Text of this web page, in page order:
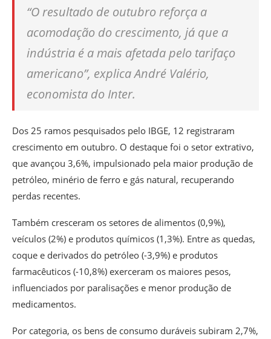
“O resultado de outubro reforça a
acomodação do crescimento, já que a
indústria é a mais afetada pelo tarifaço
americano”, explica André Valério,
economista do Inter.
Dos 25 ramos pesquisados pelo IBGE, 12 registraram
crescimento em outubro. O destaque foi o setor extrativo,
que avançou 3,6%, impulsionado pela maior produção de
petróleo, minério de ferro e gás natural, recuperando
perdas recentes.
Também cresceram os setores de alimentos (0,9%),
veículos (2%) e produtos químicos (1,3%). Entre as quedas,
coque e derivados do petróleo (-3,9%) e produtos
farmacêuticos (-10,8%) exerceram os maiores pesos,
influenciados por paralisações e menor produção de
medicamentos.
Por categoria, os bens de consumo duráveis subiram 2,7%,